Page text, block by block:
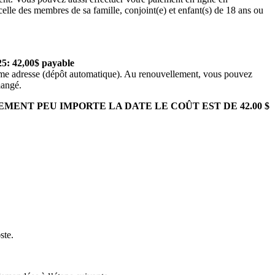
des membres de sa famille, conjoint(e) et enfant(s) de 18 ans ou
42,00$ payable
adresse (dépôt automatique). Au renouvellement, vous pouvez
PEU IMPORTE LA DATE LE COÛT EST DE 42.00 $